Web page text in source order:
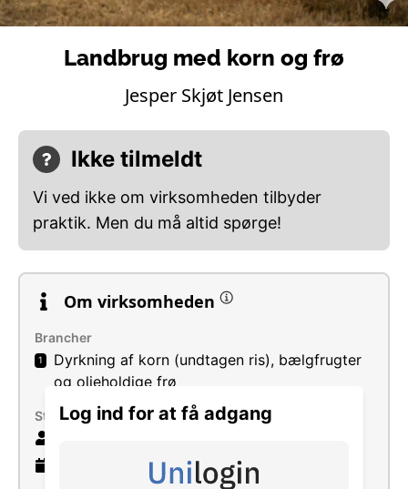
Log ind for at få adgang
Landbrug med korn og frø
Jesper Skjøt Jensen
Ikke tilmeldt
Vi ved ikke om virksomheden tilbyder
praktik. Men du må altid spørge!
Om virksomheden
Brancher
1
Dyrkning af korn (undtagen ris), bælgfrugter
og olieholdige frø
Størrelse
gammel virksomhed